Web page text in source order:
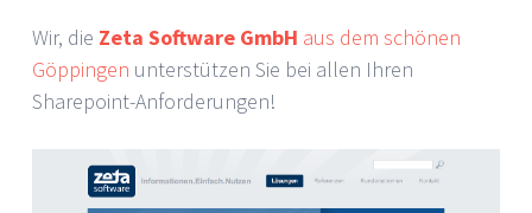
Wir, die Zeta Software GmbH aus dem schönen
Göppingen unterstützen Sie bei allen Ihren
Sharepoint-Anforderungen!